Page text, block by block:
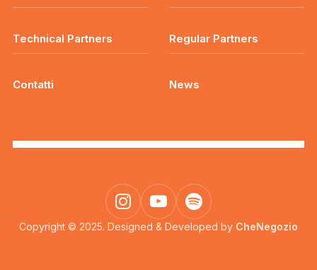
Technical Partners Regular Partners
Contatti News
Copyright © 2025. Designed & Developed by CheNegozio